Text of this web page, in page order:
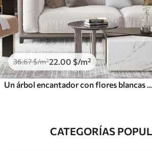
36.67$/m²22 .00 $/m²
CATEGORÍAS